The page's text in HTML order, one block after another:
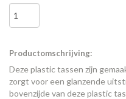
Productomschrijving:
Deze plastic tassen zijn
zorgt voor een glanzende
bovenzijde van deze plastic